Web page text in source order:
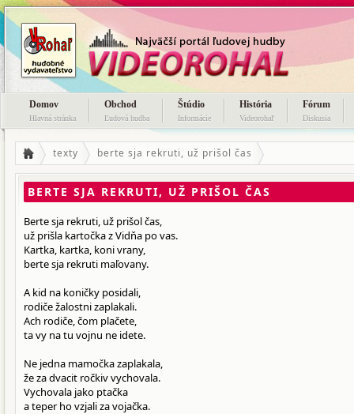
Domov
Hlavná stránka
Obchod
Ľudová hudba
Štúdio
Informácie
História
Videorohaľ
Fórum
Diskusia
texty berte sja rekruti, už prišol čas
BERTE SJA REKRUTI, UŽ PRIŠOL ČAS
Berte sja rekruti, už prišol čas,
už prišla kartočka z Vidňa po vas.
Kartka, kartka, koni vrany,
berte sja rekruti maľovany.
A kid na koničky posidali,
rodiče žalostni zaplakali.
Ach rodiče, čom plačete,
ta vy na tu vojnu ne idete.
Ne jedna mamočka zaplakala,
že za dvacit ročkiv vychovala.
Vychovala jako ptačka
a teper ho vzjali za vojačka.